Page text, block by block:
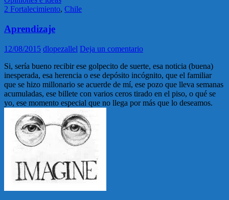
2 Fortalecimiento, Chile
Aprendizaje
12/08/2015 dlopezallel Deja un comentario
Si, sería bueno recibir ese golpecito de suerte, esa noticia (buena)
inesperada, esa herencia o ese depósito incógnito, que el familiar
que se hizo millonario se acuerde de mí, ese pozo que lleva semanas
acumuladas, ese billete con varios ceros tirado en el piso, o qué se
yo, ese momento especial que no llega por más que lo deseamos.